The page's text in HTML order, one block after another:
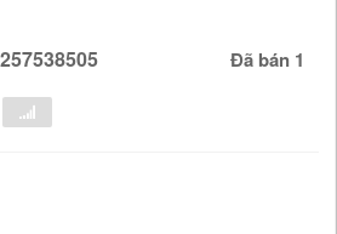
Đã bán 1